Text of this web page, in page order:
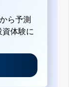
ら予測
資体験に